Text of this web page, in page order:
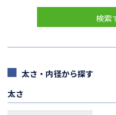
太さ・内径から探す
太さ